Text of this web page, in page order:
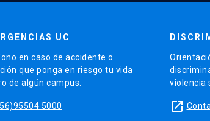
UC
en caso de accidente o
que ponga en riesgo tu vida
de algún campus.
5000
violencia
launch